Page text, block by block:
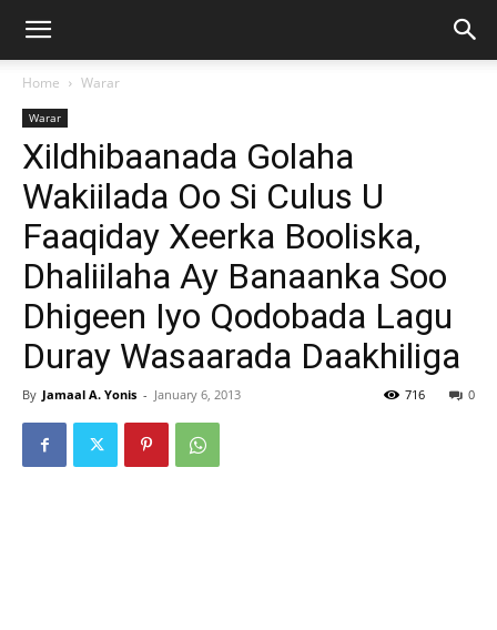
Home Warar
Warar
Xildhibaanada Golaha
Wakiilada Oo Si Culus U
Faaqiday Xeerka Booliska,
Dhaliilaha Ay Banaanka Soo
Dhigeen Iyo Qodobada Lagu
Duray Wasaarada Daakhiliga
By Jamaal A. Yonis - January 6, 2013 0
716